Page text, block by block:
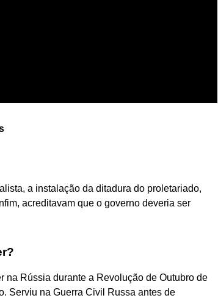
a instalação da ditadura do proletariado,
acreditavam que o governo deveria ser
na Rússia durante a Revolução de Outubro de
Serviu na Guerra Civil Russa antes de